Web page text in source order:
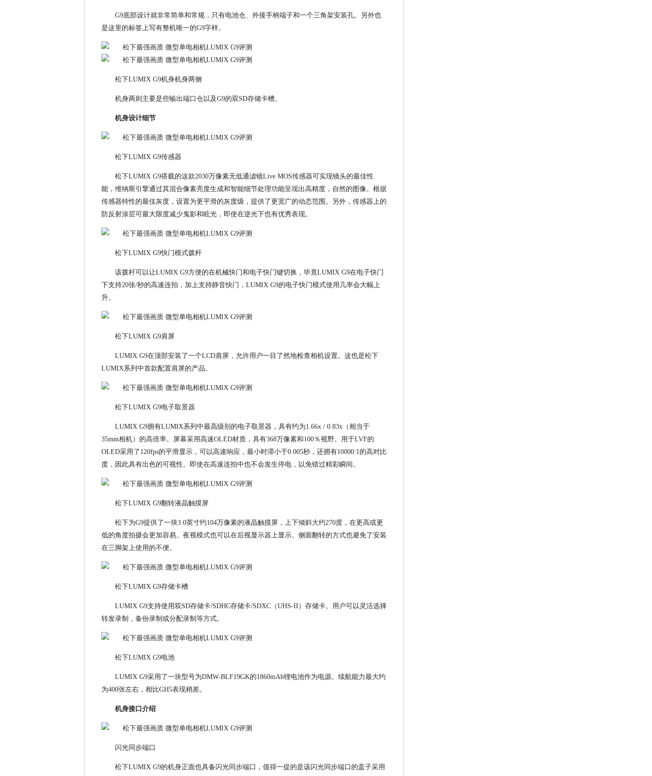
G9底部设计就非常简单和常规，只有电池仓、外接手柄端子和一个三角架安装孔。另外也
是这里的标签上写有整机唯一的G9字样。
松下LUMIX G9机身机身两侧
机身两则主要是些输出端口仓以及G9的双SD存储卡槽。
机身设计细节
松下LUMIX G9传感器
松下LUMIX G9搭载的这款2030万像素无低通滤镜Live MOS传感器可实现镜头的最佳性
能，维纳斯引擎通过其混合像素亮度生成和智能细节处理功能呈现出高精度，自然的图像。根据
传感器特性的最佳灰度，设置为更平滑的灰度级，提供了更宽广的动态范围。另外，传感器上的
防反射涂层可最大限度减少鬼影和眩光，即使在逆光下也有优秀表现。
松下LUMIX G9快门模式拨杆
该拨杆可以让LUMIX G9方便的在机械快门和电子快门键切换，毕竟LUMIX G9在电子快门
下支持20张/秒的高速连拍，加上支持静音快门，LUMIX G9的电子快门模式使用几率会大幅上
升。
松下LUMIX G9肩屏
LUMIX G9在顶部安装了一个LCD肩屏，允许用户一目了然地检查相机设置。这也是松下
LUMIX系列中首款配置肩屏的产品。
松下LUMIX G9电子取景器
LUMIX G9拥有LUMIX系列中最高级别的电子取景器，具有约为1.66x / 0.83x（相当于
35mm相机）的高倍率。屏幕采用高速OLED材质，具有368万像素和100％视野。用于LVF的
OLED采用了120fps的平滑显示，可以高速响应，最小时滞小于0.005秒，还拥有10000:1的高对比
度，因此具有出色的可视性。即使在高速连拍中也不会发生停电，以免错过精彩瞬间。
松下LUMIX G9翻转液晶触摸屏
松下为G9提供了一块3.0英寸约104万像素的液晶触摸屏，上下倾斜大约270度，在更高或更
低的角度拍摄会更加容易。夜视模式也可以在后视显示器上显示。侧面翻转的方式也避免了安装
在三脚架上使用的不便。
松下LUMIX G9存储卡槽
LUMIX G9支持使用双SD存储卡/SDHC存储卡/SDXC（UHS-II）存储卡。用户可以灵活选择
转发录制，备份录制或分配录制等方式。
松下LUMIX G9电池
LUMIX G9采用了一块型号为DMW-BLF19GK的1860mAh锂电池作为电源。续航能力最大约
为400张左右，相比GH5表现稍差。
机身接口介绍
闪光同步端口
松下LUMIX G9的机身正面也具备闪光同步端口，值得一提的是该闪光同步端口的盖子采用